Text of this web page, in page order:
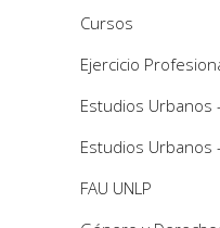
Cursos
Ejercicio
Estudios Urbanos
Estudios Urbanos
FAU UNLP